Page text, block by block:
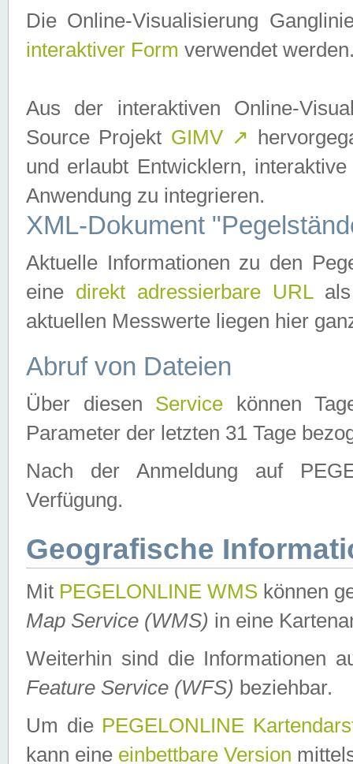
Die Online-Visualisierung
interaktiver Form verwendet
Aus der interaktiven Online-
Source Projekt GIMV ↗
und erlaubt Entwicklern,
Anwendung zu integrieren.
XML-Dokument
Aktuelle Informationen zu den
eine direkt adressierbare URLals
aktuellen Messwerte liegen hier
Abruf von Dateien
Über diesen Service können
Parameter der letzten 31 Tage
Nach der Anmeldung auf
Verfügung.
Geografische
Mit PEGELONLINE WMS können
Map Service (WMS) in eine
Weiterhin sind die Informationen
Feature Service (WFS) beziehbar.
Um die PEGELONLINE
kann eine einbettbare Version